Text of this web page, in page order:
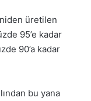
üretilen
95’e kadar
90’a kadar
bu yana